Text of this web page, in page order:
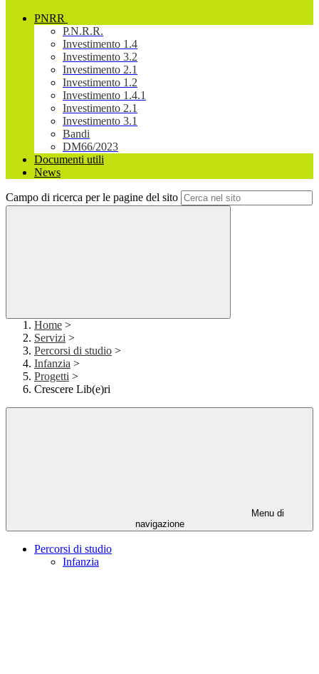
PNRR
P.N.R.R.
Investimento 1.4
Investimento 3.2
Investimento 2.1
Investimento 1.2
Investimento 1.4.1
Investimento 2.1
Investimento 3.1
Bandi
DM66/2023
Documenti utili
News
Campo di ricerca per le pagine del sito
Home >
Servizi >
Percorsi di studio >
Infanzia >
Progetti >
Crescere Lib(e)ri
Menu di
navigazione
Percorsi di studio
Infanzia